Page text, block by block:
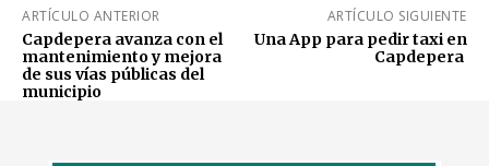
ARTÍCULO ANTERIOR
Capdepera avanza con el
mantenimiento y mejora
de sus vías públicas del
municipio
ARTÍCULO SIGUIENTE
Una App para pedir taxi en
Capdepera